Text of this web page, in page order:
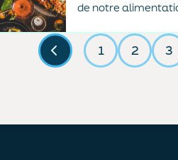
de notre
viande, de
1 2 3